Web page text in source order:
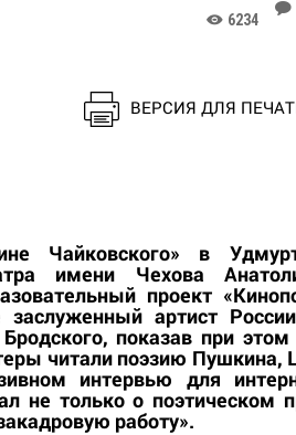
K 6234
J
ВЕРСИЯ ДЛЯ
Чайковского» в
имени Чехова
проект
артист
показав при этом
читали поэзию Пушкина,
интервью для
не только о поэтическом
работу».